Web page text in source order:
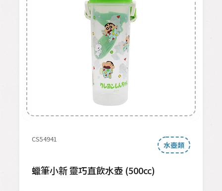
CS54941
水壺類
蠟筆小新 靈巧直飲水壺 (500cc)